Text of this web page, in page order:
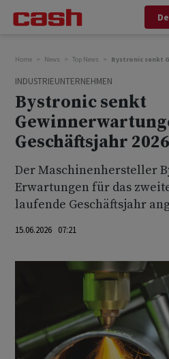
Home News Top News Bystronic senkt
INDUSTRIEUNTERNEHMEN
Bystronic senkt
Geschäftsjahr 2026
Der Maschinenhersteller
Erwartungen für das
laufende Geschäftsjahr
15.06.2026 07:21